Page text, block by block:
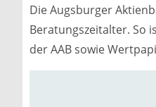
Die Augsburger
Beratungszeitalter. So
der AAB sowie